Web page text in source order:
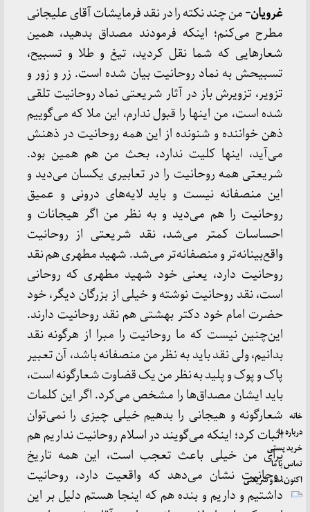
غرویان-من چند نکته را در نقد فرمایشات آقای علیجانی
مطرح می‌کنم؛ اینکه فرمودند مصداق بدهید، همین
شعارهایی که شما نقل کردید، تیغ و طلا و تسبیح،
تسبیحش به نماد روحانیت بیان شده است. زر و زور و
تزویر، تزویرش باز در آثار شریعتی نماد روحانیت تلقی
شده است، من اینها را قبول ندارم، این ملا که می‌گوییم
ذهن خواننده و شنونده از این همه روحانیت در ذهنش
می‌آید، اینها کلیت ندارد، بحث من هم همین بود.
شریعتی همه روحانیت را در تعابیری یکسان می‌دید و
این منصفانه نیست و باید لایه‌های درونی و عمیق
روحانیت را هم می‌دید و به نظر من اگر هیجانات و
احساسات کمتر می‌شد، نقد شریعتی از روحانیت
واقع‌بینانه‌تر و منصفانه‌تر می‌شد. شهید مطهری هم نقد
روحانیت دارد، یعنی خود شهید مطهری که روحانی
است، نقد روحانیت نوشته و خیلی از بزرگان دیگر، خود
حضرت امام خود دکتر بهشتی هم نقد روحانیت دارند.
این‌چنین نیست که ما روحانیت را مبرا از هرگونه نقد
بدانیم، ولی نقد باید به نظر من منصفانه باشد، آن تعبیر
پاک و پوک و پلید به نظر من یک قضاوت شعارگونه است،
باید ایشان مصداق‌ها را مشخص می‌کرد. اگر این کلمات
شعارگونه و هیجانی را بدهیم خیلی چیزی را نمی‌توان
اثبات کرد؛ اینکه می‌گویند در اسلام روحانیت نداریم هم
برای من خیلی باعث تعجب است، این همه تاریخ
روحانیت نشان می‌دهد که واقعیت دارد، روحانیت
داشتیم و داریم و بنده هم که اینجا هستم دلیل بر این
خانه
درباره ما
خرید پستی
تماس با ما
اکنون، ما و شریعتی